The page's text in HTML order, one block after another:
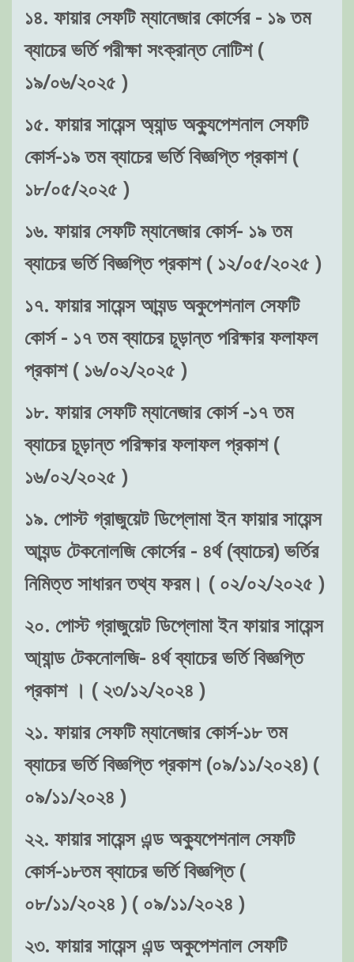
১৪. ফায়ার সেফটি ম্যানেজার কোর্সের - ১৯ তম
ব্যাচের ভর্তি পরীক্ষা সংক্রান্ত নোটিশ (
১৯/০৬/২০২৫ )
১৫. ফায়ার সায়েন্স অ্যান্ড অক্যুপেশনাল সেফটি
কোর্স-১৯ তম ব্যাচের ভর্তি বিজ্ঞপ্তি প্রকাশ (
১৮/০৫/২০২৫ )
১৬. ফায়ার সেফটি ম্যানেজার কোর্স- ১৯ তম
ব্যাচের ভর্তি বিজ্ঞপ্তি প্রকাশ ( ১২/০৫/২০২৫ )
১৭. ফায়ার সায়েন্স আ্যন্ড অকুপেশনাল সেফটি
কোর্স - ১৭ তম ব্যাচের চূড়ান্ত পরিক্ষার ফলাফল
প্রকাশ ( ১৬/০২/২০২৫ )
১৮. ফায়ার সেফটি ম্যানেজার কোর্স -১৭ তম
ব্যাচের চূড়ান্ত পরিক্ষার ফলাফল প্রকাশ (
১৬/০২/২০২৫ )
১৯. পোস্ট গ্রাজুয়েট ডিপ্লোমা ইন ফায়ার সায়েন্স
আ্যন্ড টেকনোলজি কোর্সের - ৪র্থ (ব্যাচের) ভর্তির
নিমিত্ত সাধারন তথ্য ফরম। ( ০২/০২/২০২৫ )
২০. পোস্ট গ্রাজুয়েট ডিপ্লোমা ইন ফায়ার সায়েন্স
আ্যান্ড টেকনোলজি- ৪র্থ ব্যাচের ভর্তি বিজ্ঞপ্তি
প্রকাশ । ( ২৩/১২/২০২৪ )
২১. ফায়ার সেফটি ম্যানেজার কোর্স-১৮ তম
ব্যাচের ভর্তি বিজ্ঞপ্তি প্রকাশ (০৯/১১/২০২৪) (
০৯/১১/২০২৪ )
২২. ফায়ার সায়েন্স এন্ড অক্যুপেশনাল সেফটি
কোর্স-১৮তম ব্যাচের ভর্তি বিজ্ঞপ্তি (
০৮/১১/২০২৪ ) ( ০৯/১১/২০২৪ )
২৩. ফায়ার সায়েন্স এন্ড অকুপেশনাল সেফটি